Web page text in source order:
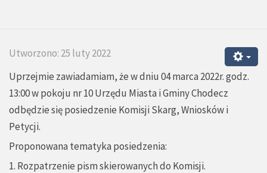
Utworzono: 25 luty 2022
Uprzejmie zawiadamiam, że w dniu 04 marca 2022r. godz.
13:00 w pokoju nr 10 Urzędu Miasta i Gminy Chodecz
odbędzie się posiedzenie Komisji Skarg, Wniosków i
Petycji.
Proponowana tematyka posiedzenia:
1. Rozpatrzenie pism skierowanych do Komisji.